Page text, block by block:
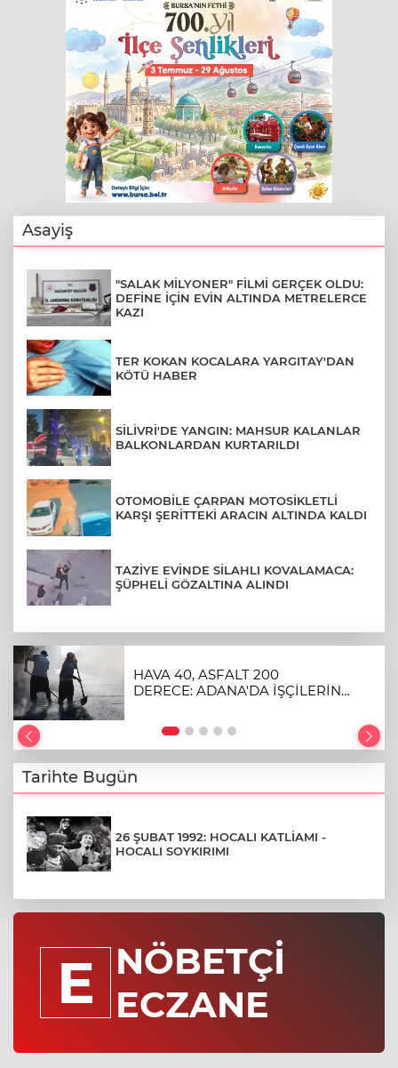
Asayiş
"SALAK MİLYONER" FİLMİ GERÇEK OLDU:
DEFİNE İÇİN EVİN ALTINDA METRELERCE
KAZI
TER KOKAN KOCALARA YARGITAY'DAN
KÖTÜ HABER
SİLİVRİ'DE YANGIN: MAHSUR KALANLAR
BALKONLARDAN KURTARILDI
OTOMOBİLE ÇARPAN MOTOSİKLETLİ
KARŞI ŞERİTTEKİ ARACIN ALTINDA KALDI
TAZİYE EVİNDE SİLAHLI KOVALAMACA:
ŞÜPHELİ GÖZALTINA ALINDI
HAVA 40, ASFALT 200
DERECE: ADANA'DA İŞÇİLERİN
Tarihte Bugün
26 ŞUBAT 1992: HOCALI KATLİAMI -
HOCALI SOYKIRIMI
E NÖBETÇİ
ECZANE